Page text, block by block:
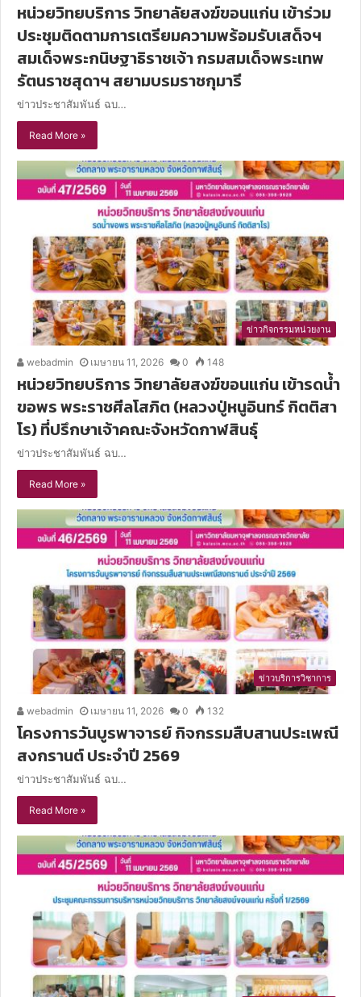
หน่วยวิทยบริการ วิทยาลัยสงฆ์ขอนแก่น เข้าร่วม
ประชุมติดตามการเตรียมความพร้อมรับเสด็จฯ
สมเด็จพระกนิษฐาธิราชเจ้า กรมสมเด็จพระเทพ
รัตนราชสุดาฯ สยามบรมราชกุมารี
ข่าวประชาสัมพันธ์ ฉบ…
Read More »
ข่าวกิจกรรมหน่วยงาน
webadmin เมษายน 11, 2026 0 148
หน่วยวิทยบริการ วิทยาลัยสงฆ์ขอนแก่น เข้ารดน้ำ
ขอพร พระราชศีลโสภิต (หลวงปู่หนูอินทร์ กิตติสา
โร) ที่ปรึกษาเจ้าคณะจังหวัดกาฬสินธุ์
ข่าวประชาสัมพันธ์ ฉบ…
Read More »
ข่าวบริการวิชาการ
webadmin เมษายน 11, 2026 0 132
โครงการวันบูรพาจารย์ กิจกรรมสืบสานประเพณี
สงกรานต์ ประจำปี 2569
ข่าวประชาสัมพันธ์ ฉบ…
Read More »